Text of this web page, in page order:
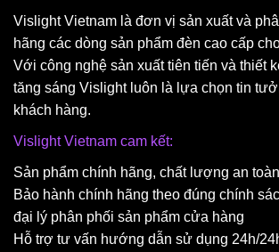
Vislight Vietnam là đơn vị sản xuất và
hãng các dòng sản phẩm đèn cao cấp
Với công nghệ sản xuất tiên tiến và thiết
tăng sáng Vislight luôn là lựa chọn tin
khách hàng.
Vislight Vietnam cam kết:
Sản phẩm chính hãng, chất lượng an toàn
Bảo hành chính hãng theo đúng chính
đại lý phân phối sản phẩm cửa hàng
Hỗ trợ tư vấn hướng dẫn sử dụng 24h/